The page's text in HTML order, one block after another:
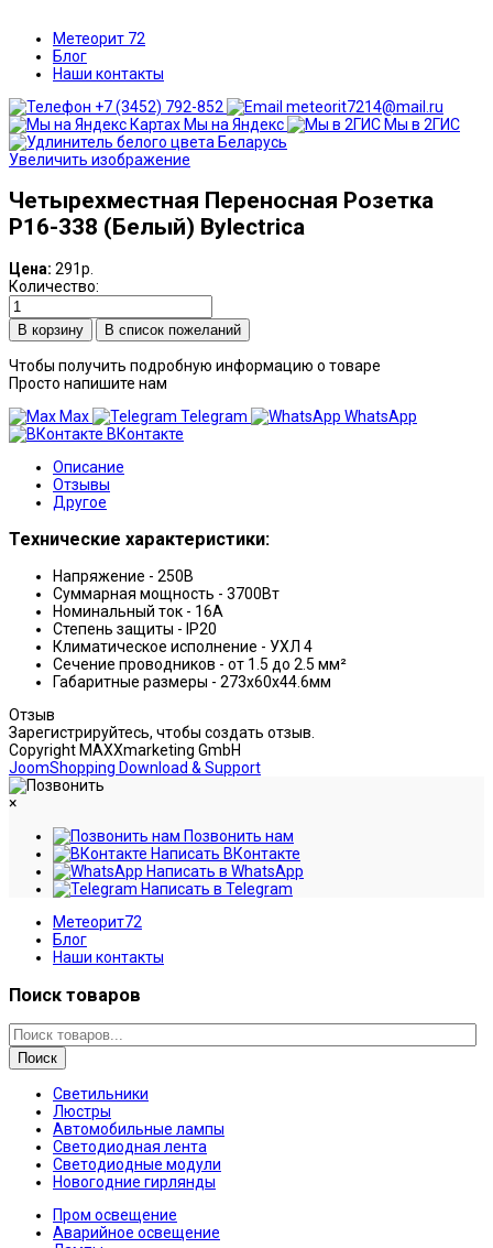
Метеорит 72
Блог
Наши контакты
+7 (3452) 792-852
meteorit7214@mail.ru
Мы на Яндекс
Мы в 2ГИС
Увеличить изображение
Четырехместная Переносная Розетка
Р16-338 (Белый) Bylectrica
Цена: 291р.
Количество:
В список пожеланий
Чтобы получить подробную информацию о товаре
Просто напишите нам
Max
Telegram
WhatsApp
ВКонтакте
Описание
Отзывы
Другое
Технические характеристики:
Напряжение - 250В
Суммарная мощность - 3700Вт
Номинальный ток - 16А
Степень защиты - IP20
Климатическое исполнение - УХЛ 4
Сечение проводников - от 1.5 до 2.5 мм²
Габаритные размеры - 273х60х44.6мм
Отзыв
Зарегистрируйтесь, чтобы создать отзыв.
Copyright MAXXmarketing GmbH
JoomShopping Download & Support
×
Позвонить нам
Написать ВКонтакте
Написать в WhatsApp
Написать в Telegram
Метеорит72
Блог
Наши контакты
Поиск товаров
Поиск
Светильники
Люстры
Автомобильные лампы
Светодиодная лента
Светодиодные модули
Новогодние гирлянды
Пром освещение
Аварийное освещение